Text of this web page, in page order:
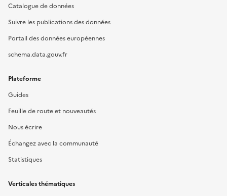
Catalogue de données
Suivre les publications des données
Portail des données européennes
schema.data.gouv.fr
Plateforme
Guides
Feuille de route et nouveautés
Nous écrire
Échangez avec la communauté
Statistiques
Verticales thématiques